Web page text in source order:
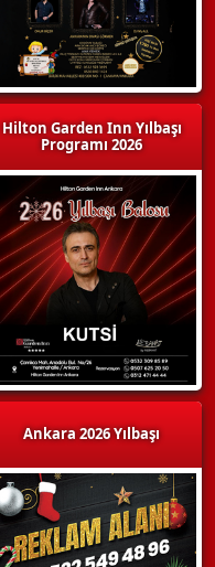
Hilton Garden Inn Yılbaşı
Programı 2026
Ankara 2026 Yılbaşı